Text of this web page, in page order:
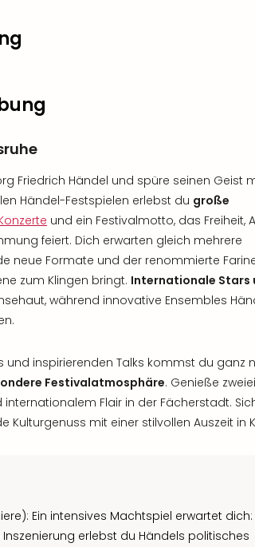
Friedrich Händel und spüre seinen Geist
Händel-Festspielen erlebst du große
und ein Festivalmotto, das Freiheit,
feiert. Dich erwarten gleich mehrere
neue Formate und der renommierte
zum Klingen bringt. Internationale Stars
während innovative Ensembles
und inspirierenden Talks kommst du ganz
Festivalatmosphäre. Genieße
internationalem Flair in der Fächerstadt.
Kulturgenuss mit einer stilvollen Auszeit in
Ein intensives Machtspiel erwartet dich:
erlebst du Händels politisches